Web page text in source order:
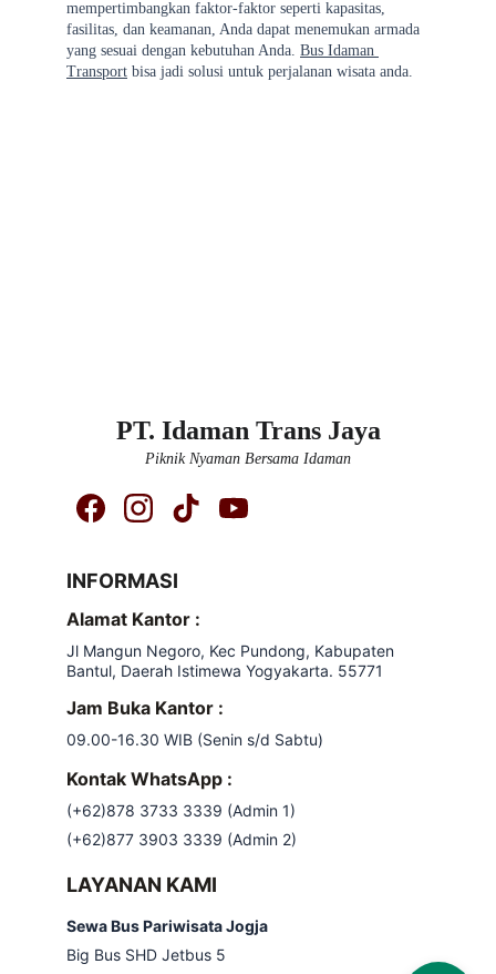
mempertimbangkan faktor-faktor seperti kapasitas,
fasilitas, dan keamanan, Anda dapat menemukan armada
yang sesuai dengan kebutuhan Anda. Bus Idaman
Transport bisa jadi solusi untuk perjalanan wisata anda.
PT. Idaman Trans Jaya
Piknik Nyaman Bersama Idaman
Sewa Bus Pariwisata Jogja
Big Bus SHD Jetbus 5
Alamat Kantor :
Jl Mangun Negoro, Kec Pundong, Kabupaten
Bantul, Daerah Istimewa Yogyakarta. 55771
Jam Buka Kantor :
09.00-16.30 WIB (Senin s/d Sabtu)
Kontak WhatsApp :
(+62)878 3733 3339 (Admin 1)
(+62)877 3903 3339 (Admin 2)
INFORMASI
LAYANAN KAMI